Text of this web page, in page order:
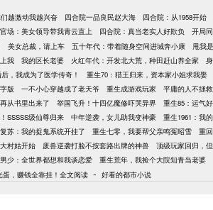
越激动我越兴奋 四合院一品良民赵大海 四合院：从1958开始
官场：美女领导带我青云直上 四合院：真当老实人好欺负 开局
美女总裁，请上车 五十年代：带着随身空间进城奔小康 甩我
我 我的区长老婆 火红年代：开发北大荒，种田赶山养全家
，我成为了医学传奇！ 重生70：猎王归来，资本家小姐求我娶
版 一不小心穿越成了老天爷 重生成游戏玩家 平庸的人不拯
从书里出来了 举国飞升！十四亿魔修吓哭异界 重生85：运气
SSSSS级仙尊归来 中年逆袭，女儿助我变神豪 重生1961：我
苏：我的捉鬼系统开挂了 重生七零，我要帮父亲鸣冤昭雪 重
村姑开始 废兽逆袭打脸不按套路出牌的神兽 顶级玩家回归，
少：全世界都想和我谈恋爱
重生荒年，我捡个大院知青当老婆
蛋，赚钱全靠挂！全文阅读 - 好看的都市小说